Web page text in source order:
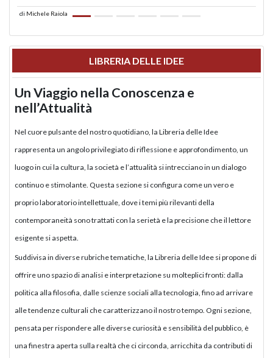
di Michele Raiola
LIBRERIA DELLE IDEE
Un Viaggio nella Conoscenza e
nell’Attualità
Nel cuore pulsante del nostro quotidiano, la Libreria delle Idee
rappresenta un angolo privilegiato di riflessione e approfondimento, un
luogo in cui la cultura, la società e l’attualità si intrecciano in un dialogo
continuo e stimolante. Questa sezione si configura come un vero e
proprio laboratorio intellettuale, dove i temi più rilevanti della
contemporaneità sono trattati con la serietà e la precisione che il lettore
esigente si aspetta.
Suddivisa in diverse rubriche tematiche, la Libreria delle Idee si propone di
offrire uno spazio di analisi e interpretazione su molteplici fronti: dalla
politica alla filosofia, dalle scienze sociali alla tecnologia, fino ad arrivare
alle tendenze culturali che caratterizzano il nostro tempo. Ogni sezione,
pensata per rispondere alle diverse curiosità e sensibilità del pubblico, è
una finestra aperta sulla realtà che ci circonda, arricchita da contributi di